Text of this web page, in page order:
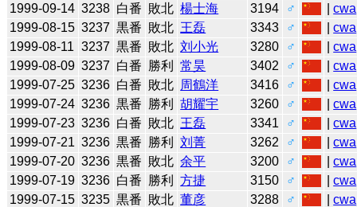
1999-09-14 3238 白番 敗北 楊士海 3194 ♂ |cwa
1999-08-15 3237 黒番 敗北 王磊 3343 ♂ |cwa
1999-08-11 3237 黒番 敗北 刘小光 3280 ♂ |cwa
1999-08-09 3237 白番 勝利 常昊 3402 ♂ |cwa
1999-07-25 3236 白番 敗北 周鶴洋 3416 ♂ |cwa
1999-07-24 3236 黒番 勝利 胡耀宇 3260 ♂ |cwa
1999-07-23 3236 白番 敗北 王磊 3341 ♂ |cwa
1999-07-21 3236 黒番 勝利 刘菁 3262 ♂ |cwa
1999-07-20 3236 黒番 敗北 余平 3200 ♂ |cwa
1999-07-19 3236 白番 勝利 方捷 3150 ♂ |cwa
1999-07-15 3235 黒番 敗北 董彦 3288 ♂ |cwa